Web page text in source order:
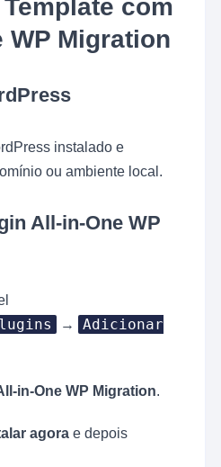
com
WP Migration
instalado e
ou ambiente local.
All-in-One WP
→
Adicionar
in-One WP Migration.
agora e depois